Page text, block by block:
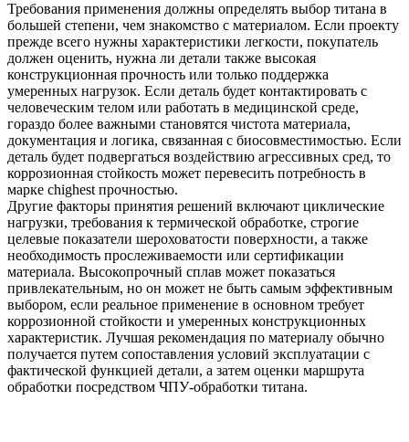
Требования применения должны определять выбор титана в
большей степени, чем знакомство с материалом. Если проекту
прежде всего нужны характеристики легкости, покупатель
должен оценить, нужна ли детали также высокая
конструкционная прочность или только поддержка
умеренных нагрузок. Если деталь будет контактировать с
человеческим телом или работать в медицинской среде,
гораздо более важными становятся чистота материала,
документация и логика, связанная с биосовместимостью. Если
деталь будет подвергаться воздействию агрессивных сред, то
коррозионная стойкость может перевесить потребность в
марке сhighest прочностью.
Другие факторы принятия решений включают циклические
нагрузки, требования к термической обработке, строгие
целевые показатели шероховатости поверхности, а также
необходимость прослеживаемости или сертификации
материала. Высокопрочный сплав может показаться
привлекательным, но он может не быть самым эффективным
выбором, если реальное применение в основном требует
коррозионной стойкости и умеренных конструкционных
характеристик. Лучшая рекомендация по материалу обычно
получается путем сопоставления условий эксплуатации с
фактической функцией детали, а затем оценки маршрута
обработки посредством ЧПУ-обработки титана.